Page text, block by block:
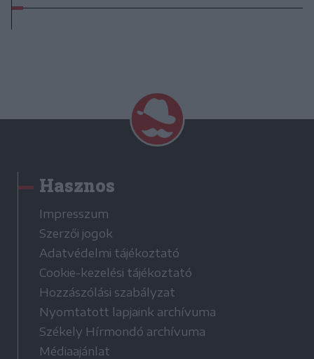
Hasznos
Impresszum
Szerzői jogok
Adatvédelmi tájékoztató
Cookie-kezelési tájékoztató
Hozzászólási szabályzat
Nyomtatott lapjaink archívuma
Székely Hírmondó archívuma
Médiaajánlat